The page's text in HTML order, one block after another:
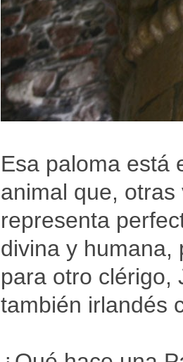
Esa paloma está
animal que,
representa
divina y humana,
para otro clérigo,
también irlandés